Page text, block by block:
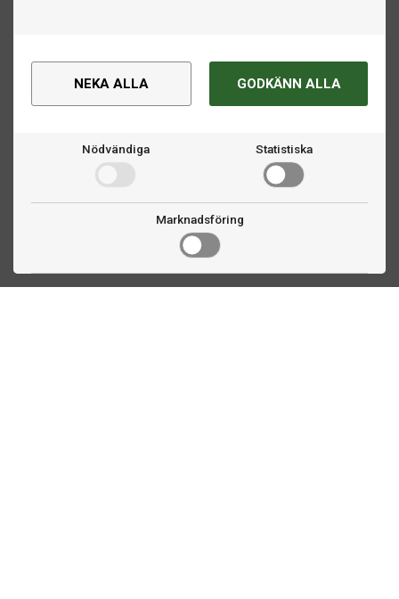
NEKA ALLA GODKÄNN ALLA
Nödvändiga Statistiska
Marknadsföring